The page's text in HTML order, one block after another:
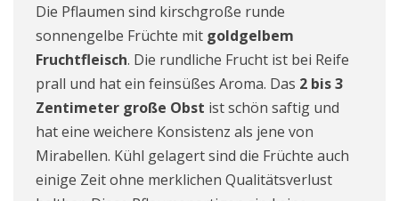
Die Pflaumen sind kirschgroße runde
sonnengelbe Früchte mit goldgelbem
Fruchtfleisch. Die rundliche Frucht ist bei Reife
prall und hat ein feinsüßes Aroma. Das 2 bis 3
Zentimeter große Obst ist schön saftig und
hat eine weichere Konsistenz als jene von
Mirabellen. Kühl gelagert sind die Früchte auch
einige Zeit ohne merklichen Qualitätsverlust